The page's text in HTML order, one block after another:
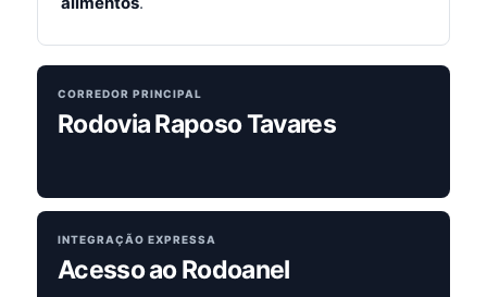
CORREDOR PRINCIPAL
Rodovia Raposo Tavares
INTEGRAÇÃO EXPRESSA
Acesso ao Rodoanel